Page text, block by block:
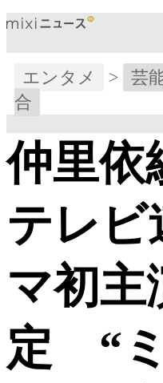
エンタメ >
芸
合
仲里依
テレビ
マ初主
定 “